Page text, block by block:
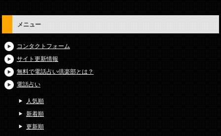
メニュー
コンタクトフォーム
サイト更新情報
無料で電話占い倶楽部とは？
電話占い
人気順
新着順
更新順